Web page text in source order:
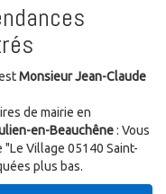
Monsieur Jean-Claude
de mairie en
en-Beauchêne: Vous
Village 05140 Saint-
plus bas.